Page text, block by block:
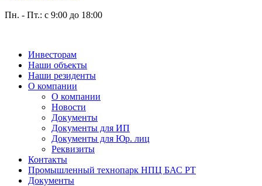
Пн. - Пт.: с 9:00 до 18:00
Инвесторам
Наши объекты
Наши резиденты
О компании
О компании
Новости
Документы
Документы для ИП
Документы для Юр. лиц
Реквизиты
Контакты
Промышленный технопарк НПЦ БАС РТ
Документы